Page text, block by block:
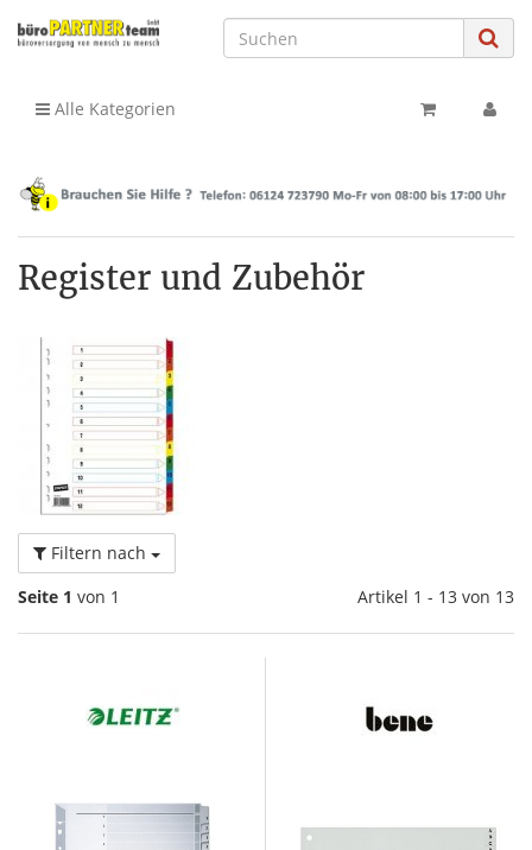
Alle Kategorien
Register und Zubehör
Filtern nach
Seite 1 von 1 Artikel 1 - 13 von 13